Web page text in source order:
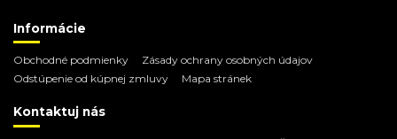
Informácie
Obchodné podmienky
Zásady ochrany osobných údajov
Odstúpenie od kúpnej zmluvy
Mapa stránek
Kontaktuj nás